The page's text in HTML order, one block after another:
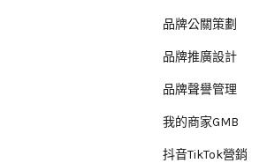
品牌公關策劃
品牌推廣設計
品牌聲譽管理
我的商家GMB
抖音TikTok營銷